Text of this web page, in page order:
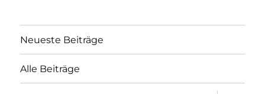
Neueste Beiträge
Alle Beiträge